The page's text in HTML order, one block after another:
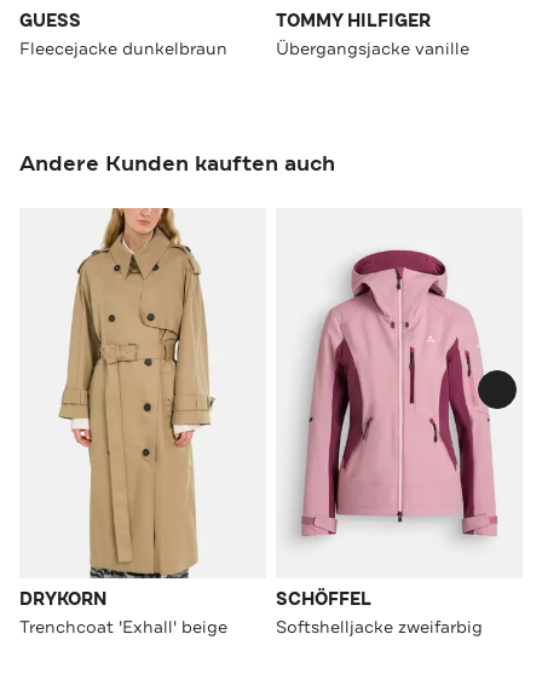
GUESS
Fleecejacke dunkelbraun
TOMMY HILFIGER
Übergangsjacke vanille
Andere Kunden kauften auch
DRYKORN
Trenchcoat 'Exhall' beige
SCHÖFFEL
Softshelljacke zweifarbig